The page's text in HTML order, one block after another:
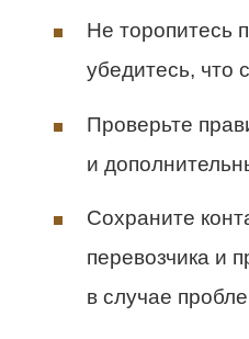
Не торопитесь
убедитесь, что
Проверьте
и
Сохраните
перевозчика и
в случае